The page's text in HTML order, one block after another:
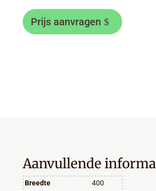
Prijs aanvragen
Aanvullende
Breedte
400